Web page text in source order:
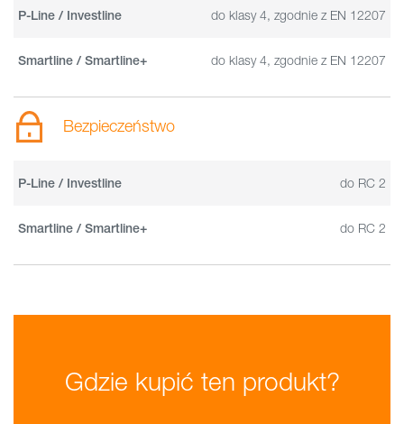
P-Line / Investline do klasy 4, zgodnie z EN 12207
Smartline / Smartline+ do klasy 4, zgodnie z EN 12207
Bezpieczeństwo
P-Line / Investline do RC 2
Smartline / Smartline+ do RC 2
Gdzie kupić ten produkt?